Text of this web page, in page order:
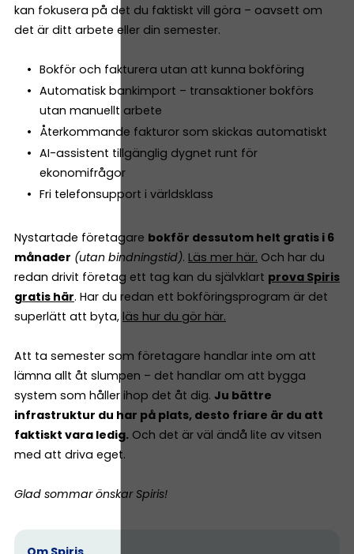
kan fokusera på det du faktiskt vill göra – oavsett om
det är ditt arbete eller din semester.
Bokför och fakturera utan att kunna bokföring
Automatisk bankimport – transaktioner bokförs
utan manuellt arbete
Återkommande fakturor som skickas automatiskt
AI-assistent tillgänglig dygnet runt för
ekonomifrågor
Fri telefonsupport i världsklass
Nystartade företagare bokför dessutom helt gratis i 6
månader (utan bindningstid). Läs mer här. Och har du
redan drivit företag ett tag kan du självklart prova Spiris
gratis här. Har du redan ett bokföringsprogram är det
superlätt att byta, läs hur du gör här.
Att ta semester som företagare handlar inte om att
lämna allt åt slumpen – det handlar om att bygga
system som håller ihop det åt dig. Ju bättre
infrastruktur du har på plats, desto friare är du att
faktiskt vara ledig. Och det är väl ändå lite av vitsen
med att driva eget.
Glad sommar önskar Spiris!